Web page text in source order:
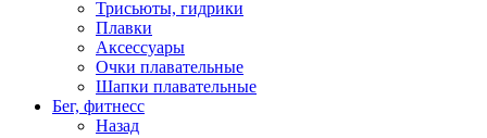
Трисьюты, гидрики
Плавки
Аксессуары
Очки плавательные
Шапки плавательные
Бег, фитнесс
Назад